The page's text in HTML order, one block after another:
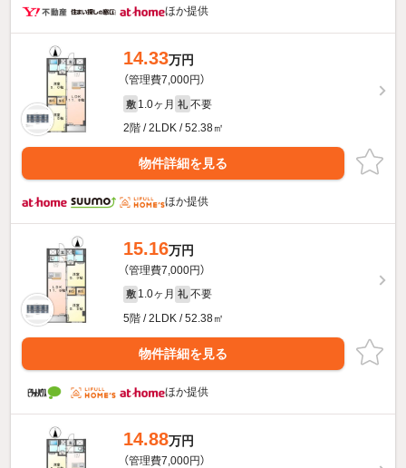
ほか提供
14.33万円
（管理費7,000円）
敷 1.0ヶ月 礼 不要
2階 / 2LDK / 52.38㎡
物件詳細を見る
ほか提供
15.16万円
（管理費7,000円）
敷 1.0ヶ月 礼 不要
5階 / 2LDK / 52.38㎡
物件詳細を見る
ほか提供
14.88万円
（管理費7,000円）